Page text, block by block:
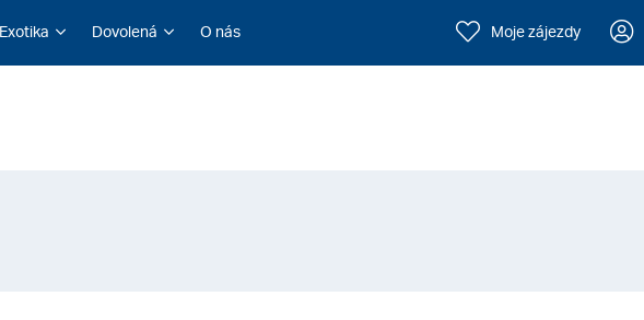
Exotika Dovolená O nás Moje zájezdy